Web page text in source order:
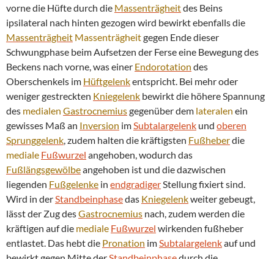
vorne die Hüfte durch die Massenträgheitdes Beins
ipsilateral nach hinten gezogen wird bewirkt ebenfalls die
Massenträgheit Massenträgheitgegen Ende dieser
Schwungphase beim Aufsetzen der Ferse eine Bewegung des
Beckens nach vorne, was einer Endorotation des
Oberschenkels im Hüftgelenkentspricht. Bei mehr oder
weniger gestreckten Kniegelenk bewirkt die höhere Spannung
des medialen Gastrocnemiusgegenüber dem lateralen ein
gewisses Maß an Inversion imSubtalargelenk und oberen
Sprunggelenk, zudem halten die kräftigsten Fußheberdie
mediale Fußwurzel angehoben, wodurch das
Fußlängsgewölbeangehoben ist und die dazwischen
liegenden Fußgelenke in endgradigerStellung fixiert sind.
Wird in derStandbeinphasedas Kniegelenkweiter gebeugt,
lässt der Zug desGastrocnemius nach, zudem werden die
kräftigen auf die mediale Fußwurzel wirkenden fußheber
entlastet. Das hebt die Pronation imSubtalargelenkauf und